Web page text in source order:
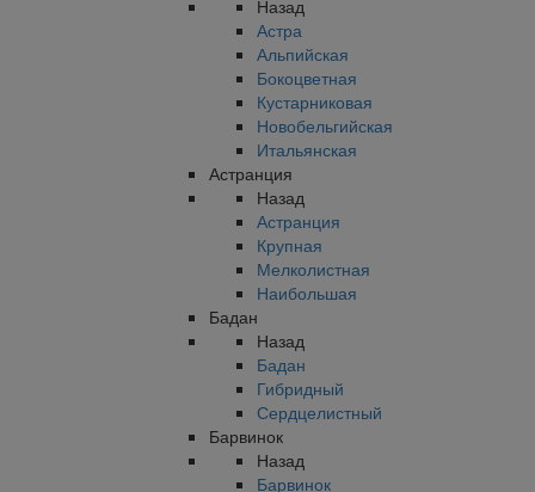
Назад
Астра
Альпийская
Бокоцветная
Кустарниковая
Новобельгийская
Итальянская
Астранция
Назад
Астранция
Крупная
Мелколистная
Наибольшая
Бадан
Назад
Бадан
Гибридный
Сердцелистный
Барвинок
Назад
Барвинок